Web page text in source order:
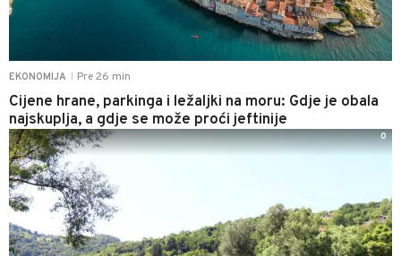
EKONOMIJA Pre 26 min
Cijene hrane, parkinga i ležaljki na moru: Gdje je obala
najskuplja, a gdje se može proći jeftinije
0